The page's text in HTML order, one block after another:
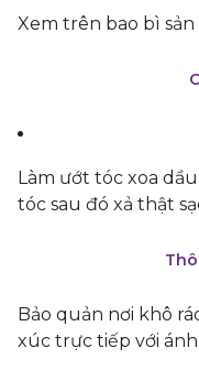
Xem trên bao bì sản
Làm ướt tóc xoa
tóc sau đó xả thật
Bảo quản nơi khô
xúc trực tiếp với